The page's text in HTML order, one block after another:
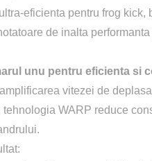
eficienta pentru frog kick,
de inalta
unu pentru eficienta si
vitezei de
tehnologia WARP reduce